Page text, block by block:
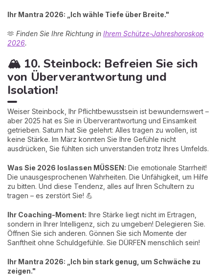
Ihr Mantra 2026: „Ich wähle Tiefe über Breite."
🫶 Finden Sie Ihre Richtung in Ihrem Schütze-Jahreshoroskop
2026.
🏔️ 10. Steinbock: Befreien Sie sich
von Überverantwortung und
Isolation!
Weiser Steinbock, Ihr Pflichtbewusstsein ist bewundernswert –
aber 2025 hat es Sie in Überverantwortung und Einsamkeit
getrieben. Saturn hat Sie gelehrt: Alles tragen zu wollen, ist
keine Stärke. Im März konnten Sie Ihre Gefühle nicht
ausdrücken, Sie fühlten sich unverstanden trotz Ihres Umfelds.
Was Sie 2026 loslassen MÜSSEN: Die emotionale Starrheit!
Die unausgesprochenen Wahrheiten. Die Unfähigkeit, um Hilfe
zu bitten. Und diese Tendenz, alles auf Ihren Schultern zu
tragen – es zerstört Sie! 💪
Ihr Coaching-Moment: Ihre Stärke liegt nicht im Ertragen,
sondern in Ihrer Intelligenz, sich zu umgeben! Delegieren Sie.
Öffnen Sie sich anderen. Gönnen Sie sich Momente der
Sanftheit ohne Schuldgefühle. Sie DÜRFEN menschlich sein!
Ihr Mantra 2026: „Ich bin stark genug, um Schwäche zu
zeigen."